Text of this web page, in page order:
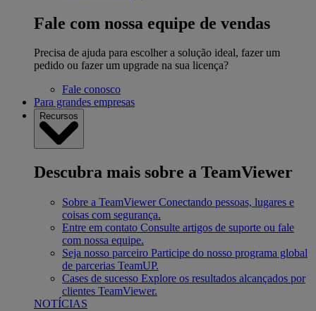
Fale com nossa equipe de vendas
Precisa de ajuda para escolher a solução ideal, fazer um
pedido ou fazer um upgrade na sua licença?
Fale conosco
Para grandes empresas
Recursos
Descubra mais sobre a TeamViewer
Sobre a TeamViewer Conectando pessoas, lugares e
coisas com segurança.
Entre em contato Consulte artigos de suporte ou fale
com nossa equipe.
Seja nosso parceiro Participe do nosso programa global
de parcerias TeamUP.
Cases de sucesso Explore os resultados alcançados por
clientes TeamViewer.
NOTÍCIAS